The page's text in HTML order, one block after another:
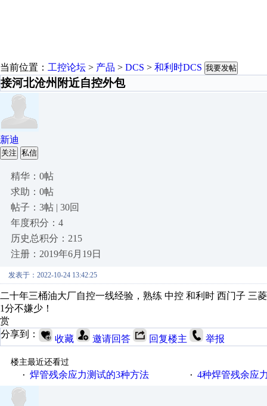
当前位置： 工控论坛 > 产品 > DCS > 和利时DCS 我要发帖
接河北沧州附近自控外包
新迪
关注 私信
精华：0帖
求助：0帖
帖子：3帖 | 30回
年度积分：4
历史总积分：215
注册：2019年6月19日
发表于：2022-10-24 13:42:25
二十年三桶油大厂自控一线经验，熟练 中控 和利时 西门子 三
1分不嫌少！
赏
分享到：
收藏 邀请回答 回复楼主 举报
楼主最近还看过
· 焊管残余应力测试的3种方法 · 4种焊管残余应